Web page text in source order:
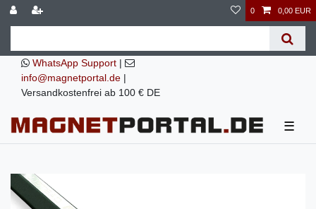
0 0,00 EUR
WhatsApp Support |
info@magnetportal.de |
Versandkostenfrei ab 100 € DE
☰